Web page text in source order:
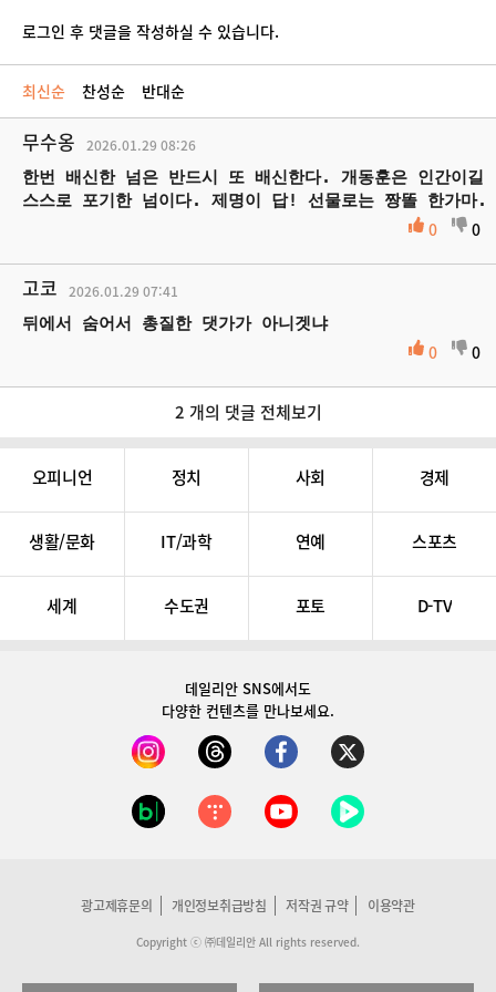
로그인 후 댓글을 작성하실 수 있습니다.
최신순 찬성순 반대순
무수옹 2026.01.29 08:26
한번 배신한 넘은 반드시 또 배신한다. 개동훈은 인간이길
스스로 포기한 넘이다. 제명이 답! 선물로는 짱똘 한가마.
0 0
고코 2026.01.29 07:41
뒤에서 숨어서 총질한 댓가가 아니겟냐
0 0
2 개의 댓글 전체보기
오피니언 정치 사회 경제
생활/문화 IT/과학 연예 스포츠
세계 수도권 포토 D-TV
데일리안 SNS에서도
다양한 컨텐츠를 만나보세요.
광고제휴문의 개인정보취급방침 저작권 규약 이용약관
Copyright ⓒ ㈜데일리안 All rights reserved.